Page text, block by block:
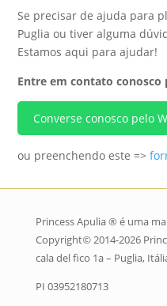
Se precisar de ajuda para
Puglia ou tiver alguma
Estamos aqui para ajudar!
Entre em contato conosco
Converse conosco pelo
ou preenchendo este =>
Princess Apulia ® é uma
Copyright©2014-2026
cala del fico 1a – Puglia,
PI 03952180713